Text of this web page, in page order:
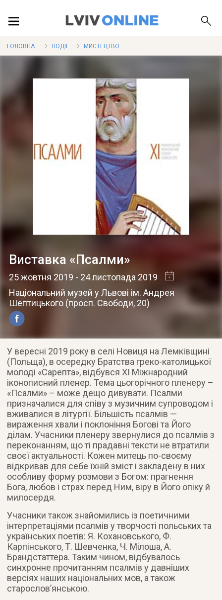
ГОЛОВНА ПОДІЇ МИСТЕЦТВО
Виставка «Псалми»
25 жовтня 2019 - 24 листопада 2019
Національний музей у Львові ім. Андрея
Шептицького (просп. Свободи, 20)
У вересні 2019 року в селі Новиця на Лемківщині
(Польща), в осередку Братства греко-католицької
молоді «Сарепта», відбувся ХІ Міжнародний
іконописний пленер. Тема цьогорічного пленеру –
«Псалми» – може дещо дивувати. Псалми
призначалися для співу з музичним супроводом і
вживалися в літургії. Більшість псалмів —
вираження хвали і поклоніння Богові та Його
ділам. Учасники пленеру звернулися до псалмів з
переконанням, що ті прадавні тексти не втратили
своєї актуальності. Кожен митець по-своєму
відкривав для себе їхній зміст і закладену в них
особливу форму розмови з Богом: прагнення
Бога, любов і страх перед Ним, віру в Його опіку й
милосердя.
Учасники також знайомились із поетичними
інтерпретаціями псалмів у творчості польських та
українських поетів: Я. Кохановського, Ф.
Карпінського, Т. Шевченка, Ч. Мілоша, А.
Брандстаттера. Таким чином, відбувалось
синхронне прочитанням псалмів у давніших
версіях наших національних мов, а також
старослов’янською.